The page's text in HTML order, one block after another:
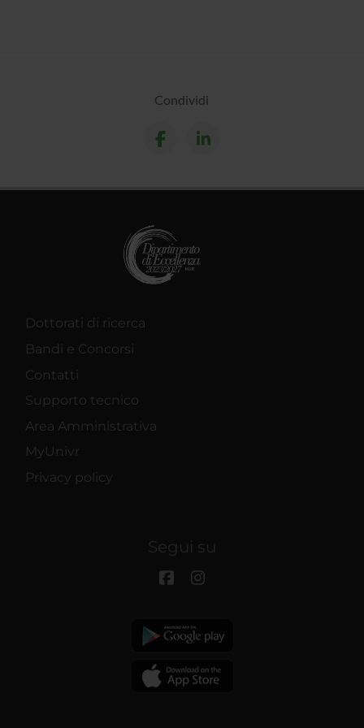
Condividi
Dottorati di ricerca
Bandi e Concorsi
Contatti
Supporto tecnico
Area Amministrativa
MyUnivr
Privacy policy
Segui su